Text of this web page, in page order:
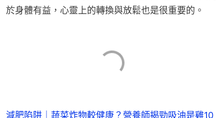
於身體有益，心靈上的轉換與放鬆也是很重要的。
減肥陷阱｜蔬菜炸物較健康？營養師揭勁吸油是雞10